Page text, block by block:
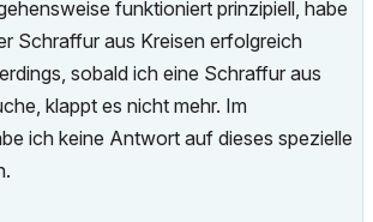
funktioniert prinzipiell, habe
Schraffur aus Kreisen erfolgreich
sobald ich eine Schraffur aus
klappt es nicht mehr. Im
ich keine Antwort auf dieses spezielle